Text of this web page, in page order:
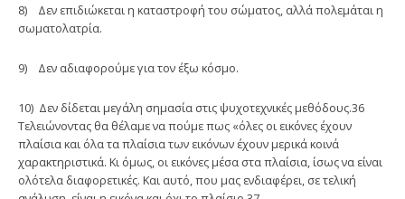
8) Δεν επιδιώκεται η καταστροφή του σώματος, αλλά πολεμάται η
σωματολατρία.
9) Δεν αδιαφορούμε για τον έξω κόσμο.
10) Δεν δίδεται μεγάλη σημασία στις ψυχοτεχνικές μεθόδους.36
Τελειώνο­ντας θα θέλαμε να πούμε πως «όλες οι εικόνες έχουν
πλαίσια και όλα τα πλαίσια των εικόνων έχουν μερικά κοινά
χαρακτηριστικά. Κι όμως, οι εικό­νες μέσα στα πλαίσια, ίσως να είναι
ολότελα διαφορετικές. Και αυτό, που μας ενδιαφέρει, σε τελική